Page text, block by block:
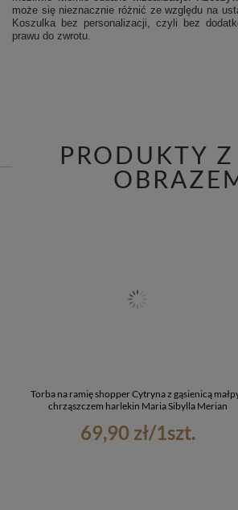
może się nieznacznie różnić ze względu na
Koszulka bez personalizacji, czyli bez
prawu do zwrotu.
PRODUKTY
Torba na ramię shopper Cytryna z gąsienicą
chrząszczem harlekin Maria Sibylla Merian
69,90 zł/1szt.